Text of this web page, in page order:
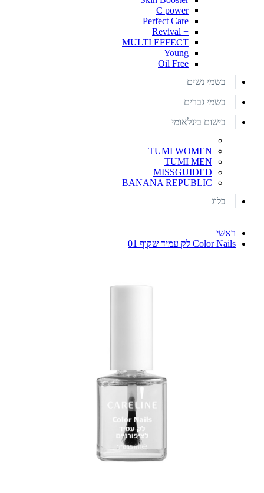
C power
Perfect Care
+ Revival
MULTI EFFECT
Young
Oil Free
בשמי נשים
בשמי גברים
בישום בינלאומי
TUMI WOMEN
TUMI MEN
MISSGUIDED
BANANA REPUBLIC
בלוג
ראשי
Color Nails לק עמיד שקוף 01